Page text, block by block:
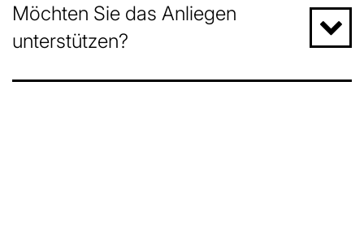
Möchten Sie das Anliegen
unterstützen?